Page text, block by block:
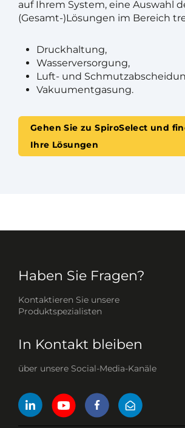
auf Ihrem System, eine Auswahl
(Gesamt-)Lösungen im Bereich
Druckhaltung,
Wasserversorgung,
Luft- und
Vakuumentgasung.
Gehen Sie zu SpiroSelect und
Ihre Lösungen
Haben Sie Fragen?
Kontaktieren Sie unsere
Produktspezialisten
In Kontakt bleiben
über unsere Social-Media-Kanäle